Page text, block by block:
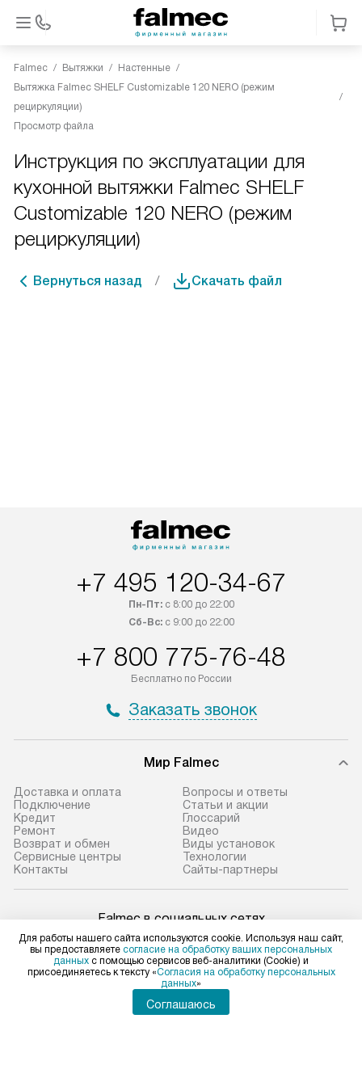
Falmec Вытяжки
Настенные
Вытяжка Falmec SHELF Customizable 120 NERO (режим
рециркуляции)
Просмотр файла
Инструкция по эксплуатации для
кухонной вытяжки Falmec SHELF
Customizable 120 NERO (режим
рециркуляции)
Вернуться назад Скачать файл
+7 495 120-34-67
Пн-Пт:с 8:00 до 22:00
Сб-Вс:с 9:00 до 22:00
+7 800 775-76-48
Бесплатно по России
Заказать звонок
Мир Falmec
Доставка и оплата
Подключение
Кредит
Ремонт
Возврат и обмен
Сервисные центры
Контакты
Вопросы и ответы
Статьи и акции
Глоссарий
Видео
Виды установок
Технологии
Сайты-партнеры
Falmec в социальных сетях
Для физических лиц
shop@falmec-home.ru
Для юридических лиц
Для работы нашего сайта используются cookie. Используя наш сайт,
вы предоставляете согласие на обработку ваших персональных
данных с помощью сервисов веб-аналитики (Cookie) и
присоединяетесь к тексту «Согласия на обработку персональных
данных»
Соглашаюсь